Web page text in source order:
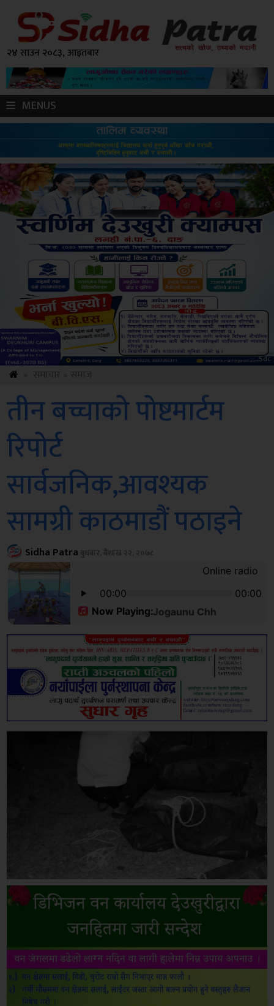
२४ साउन २०८३, आइतबार
MENUS
Sdc
तीन बच्चाको पोष्टमार्टम
रिपोर्ट
सार्वजनिक,आवश्यक
सामग्री काठमाडौं पठाइने
Sidha Patraबुधबार, बैशाख २२, २०७८